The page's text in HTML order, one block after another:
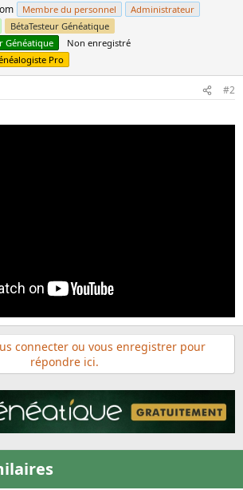
Membre du personnel
Administrateur
BétaTesteur Généatique
Généatique
Non enregistré
Pro
#2
connecter ou vous enregistrer pour
répondre ici.